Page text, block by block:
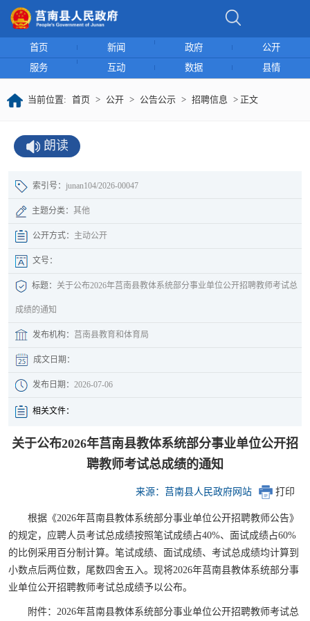
首页 新闻 政府
公开
服务
互动 数据 县情
当前位置: 首页 > 公开 > 公告公示 > 招聘信息 > 正文
朗读
索引号： junan104/2026-00047
主题分类： 其他
公开方式： 主动公开
文号：
标题： 关于公布2026年莒南县教体系统部分事业单位公开招聘教师考试总
成绩的通知
发布机构： 莒南县教育和体育局
成文日期：
发布日期： 2026-07-06
相关文件：
关于公布2026年莒南县教体系统部分事业单位公开招
聘教师考试总成绩的通知
来源：莒南县人民政府网站 打印
根据《2026年莒南县教体系统部分事业单位公开招聘教师公告》
的规定，应聘人员考试总成绩按照笔试成绩占40%、面试成绩占60%
的比例采用百分制计算。笔试成绩、面试成绩、考试总成绩均计算到
小数点后两位数，尾数四舍五入。现将2026年莒南县教体系统部分事
业单位公开招聘教师考试总成绩予以公布。
附件：2026年莒南县教体系统部分事业单位公开招聘教师考试总